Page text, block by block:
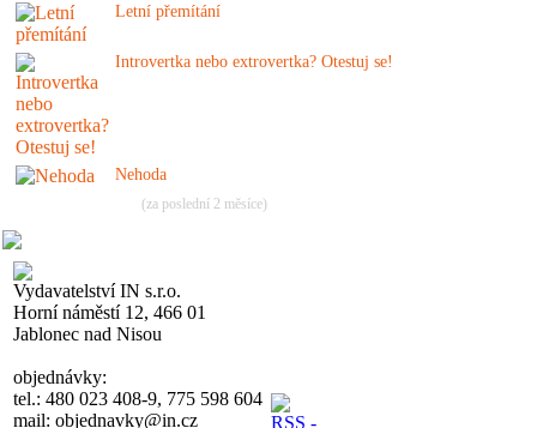
Letní přemítání
Introvertka nebo extrovertka? Otestuj se!
Nehoda
(za poslední 2 měsíce)
Vydavatelství IN s.r.o.
Horní náměstí 12, 466 01
Jablonec nad Nisou
objednávky:
tel.: 480 023 408-9, 775 598 604
mail: objednavky@in.cz